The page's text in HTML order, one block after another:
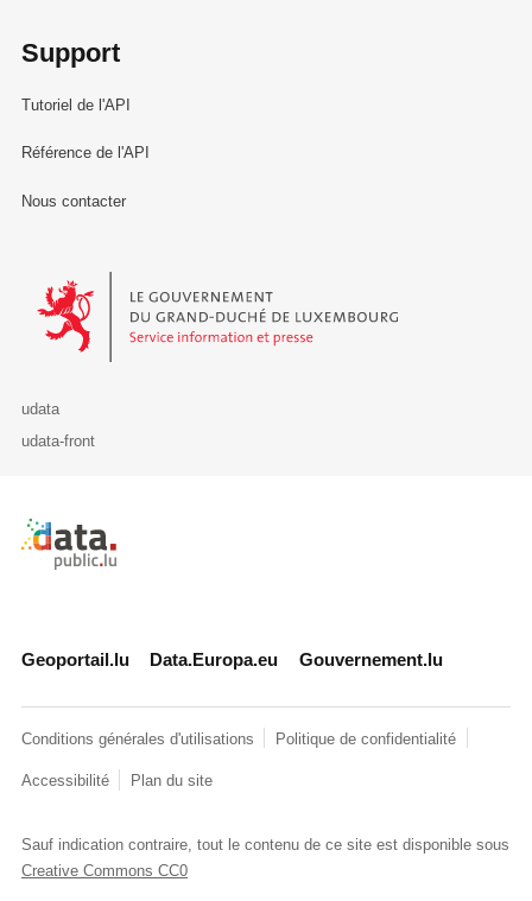
Support
Tutoriel de l'API
Référence de l'API
Nous contacter
Le Gouvernement du Grand-Duché de Luxembourg - Service
udata
udata-front
Retour à l'accueil de data.public.lu
Geoportail.lu Data.Europa.eu Gouvernement.lu
Conditions générales d'utilisations Politique de confidentialité
Accessibilité Plan du site
Sauf indication contraire, tout le contenu de ce site est disponible sous
Creative Commons CC0